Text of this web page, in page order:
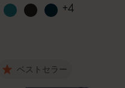
+4
ベストセラー